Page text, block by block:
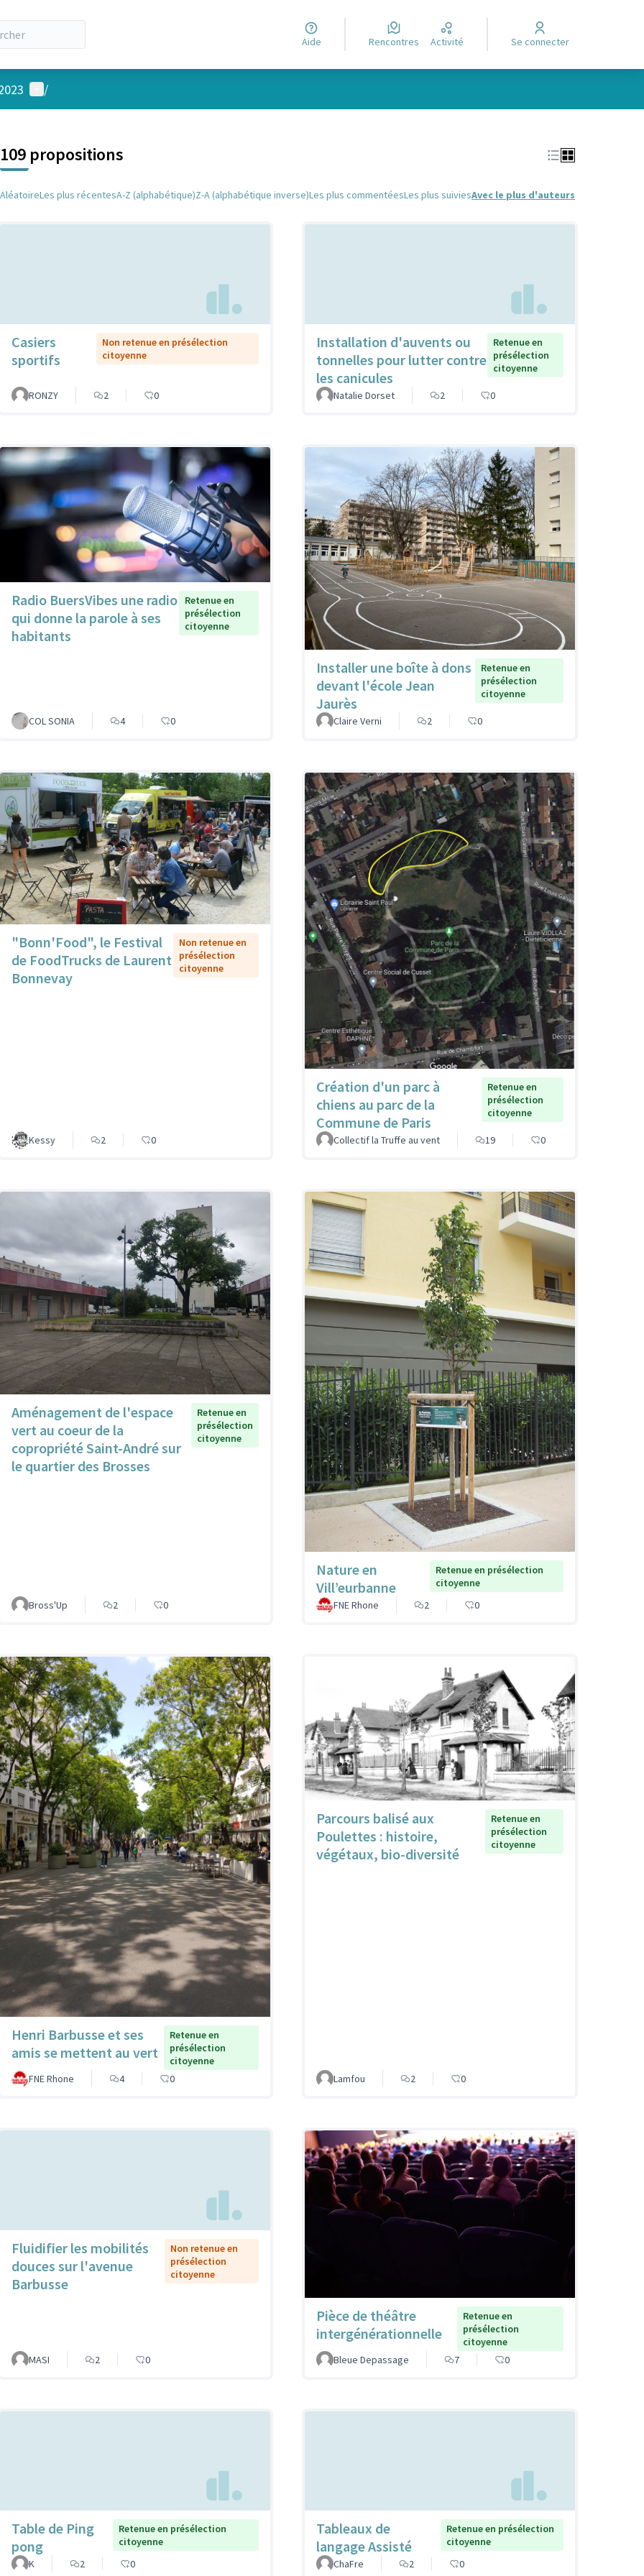
Aide Rencontres Activité Se connecter
Menu utilisateur
/
109 propositions
AléatoireLes plus récentesA-Z (alphabétique)Z-A (alphabétique inverse)Les plus commentéesLes plus suiviesAvec le plus d'auteurs
Casiers
sportifs
Non retenue en présélection
citoyenne
RONZY 2 0
Installation d'auvents ou
tonnelles pour lutter contre
les canicules
Retenue en
présélection
citoyenne
Natalie Dorset 2 0
Radio BuersVibes une radio
qui donne la parole à ses
habitants
Retenue en
présélection
citoyenne
COL SONIA 4 0
Installer une boîte à dons
devant l'école Jean
Jaurès
Retenue en
présélection
citoyenne
Claire Verni 2 0
"Bonn'Food", le Festival
de FoodTrucks de Laurent
Bonnevay
Non retenue en
présélection
citoyenne
Kessy 2 0
Création d'un parc à
chiens au parc de la
Commune de Paris
Retenue en
présélection
citoyenne
Collectif la Truffe au vent 19 0
Aménagement de l'espace
vert au coeur de la
copropriété Saint-André sur
le quartier des Brosses
Retenue en
présélection
citoyenne
Bross'Up 2 0
Nature en
Vill’eurbanne
Retenue en présélection
citoyenne
FNE Rhone
2 0
Henri Barbusse et ses
amis se mettent au vert
Retenue en
présélection
citoyenne
FNE Rhone
4 0
Parcours balisé aux
Poulettes : histoire,
végétaux, bio-diversité
Retenue en
présélection
citoyenne
Lamfou 2 0
Fluidifier les mobilités
douces sur l'avenue
Barbusse
Non retenue en
présélection
citoyenne
MASI 2 0
Pièce de théâtre
intergénérationnelle
Retenue en
présélection
citoyenne
Bleue Depassage
7 0
Table de Ping
pong
Retenue en présélection
citoyenne
K
2 0
Tableaux de
langage Assisté
Retenue en présélection
citoyenne
ChaFre
2 0